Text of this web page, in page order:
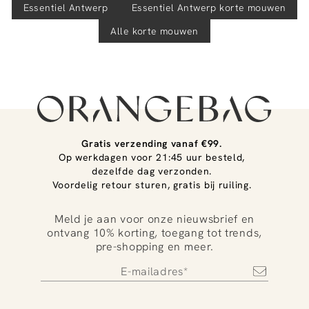
Essentiel Antwerp Essentiel Antwerp korte mouwen
Alle korte mouwen
Gratis verzending vanaf €99.
Op werkdagen voor 21:45 uur besteld,
dezelfde dag verzonden.
Voordelig retour sturen, gratis bij ruiling.
Meld je aan voor onze nieuwsbrief en
ontvang 10% korting, toegang tot trends,
pre-shopping en meer.